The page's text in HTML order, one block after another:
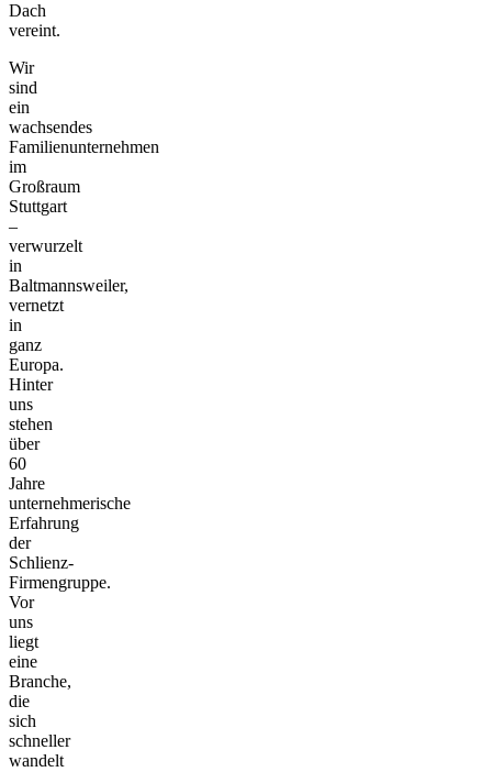
Dach
vereint.
Wir
sind
ein
wachsendes
Familienunternehmen
im
Großraum
Stuttgart
–
verwurzelt
in
Baltmannsweiler,
vernetzt
in
ganz
Europa.
Hinter
uns
stehen
über
60
Jahre
unternehmerische
Erfahrung
der
Schlienz-
Firmengruppe.
Vor
uns
liegt
eine
Branche,
die
sich
schneller
wandelt